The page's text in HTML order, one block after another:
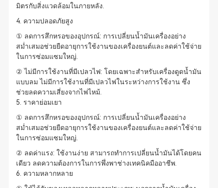
มิตรกับสิ่งแวดล้อมในภายหลัง.
4. ความปลอดภัยสูง
① ลดการสึกหรอของอุปกรณ์: การเปลี่ยนน้ำมันเครื่องอย่าง
สม่ำเสมอช่วยยืดอายุการใช้งานของเครื่องยนต์และลดค่าใช้จ่าย
ในการซ่อมแซมใหญ่.
② ไม่มีการใช้งานที่มีเปลวไฟ: โดยเฉพาะสำหรับเครื่องดูดน้ำมัน
แบบลม ไม่มีการใช้งานที่มีเปลวไฟในระหว่างการใช้งาน ซึ่ง
ช่วยลดความเสี่ยงจากไฟไหม้.
5. ราคาย่อมเยา
① ลดการสึกหรอของอุปกรณ์: การเปลี่ยนน้ำมันเครื่องอย่าง
สม่ำเสมอช่วยยืดอายุการใช้งานของเครื่องยนต์และลดค่าใช้จ่าย
ในการซ่อมแซมใหญ่.
② ลดค่าแรง: ใช้งานง่าย สามารถทำการเปลี่ยนน้ำมันได้โดยคน
เดียว ลดความต้องการในการพึ่งพาช่างเทคนิคมืออาชีพ.
6. ความหลากหลาย